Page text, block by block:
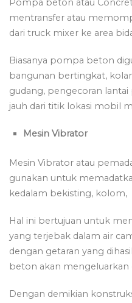
Pompa beton atau
mentransfer atau
dari truck mixer ke area
Biasanya pompa beton
bangunan bertingkat,
gudang, pengecoran
jauh dari titik lokasi mobil
Mesin Vibrator
Mesin Vibrator atau
gunakan untuk
kedalam bekisting, kolom,
Hal ini bertujuan untuk
yang terjebak dalam air
dengan getaran yang
beton akan
Dengan demikian